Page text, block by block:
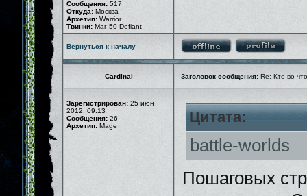
Сообщения: 517
Откуда: Москва
Архетип: Warrior
Твинки: Маг 50 Defiant
Вернуться к началу
Cardinal Заголовок сообщения: Re: Кто во
Зарегистрирован: 25 июн
2012, 09:13
Сообщения: 26
Архетип: Mage
Цитата:
battle-worlds
Пошаговых